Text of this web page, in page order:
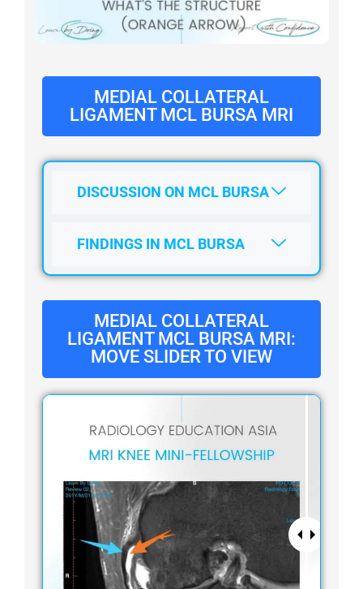
Lo que dicen sus colegas
Galería
Acerca de
Socios
Contacte con nosotros
Suscríbase
MEDIAL COLLATERAL
LIGAMENT MCL BURSA MRI
DISCUSSION ON MCL BURSA
FINDINGS IN MCL BURSA
MEDIAL COLLATERAL
LIGAMENT MCL BURSA MRI:
MOVE SLIDER TO VIEW